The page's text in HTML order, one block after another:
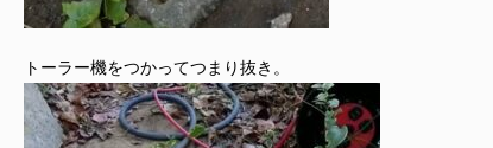
トーラー機をつかってつまり抜き。